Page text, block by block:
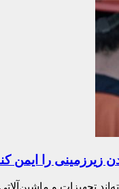
زیرزمینی را ایمن‌